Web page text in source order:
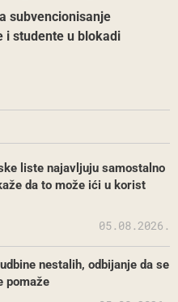
subvencionisanje
i studente u blokadi
liste najavljuju samostalno
da to može ići u korist
05.08.2026.
nestalih, odbijanje da se
pomaže